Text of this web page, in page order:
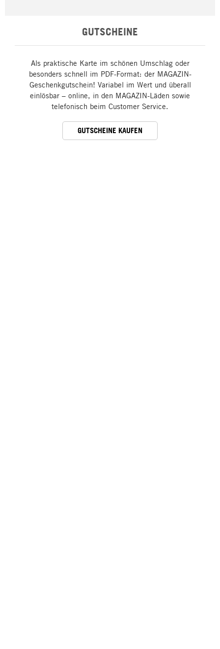
GUTSCHEINE
Als praktische Karte im schönen Umschlag oder
besonders schnell im PDF-Format: der MAGAZIN-
Geschenkgutschein! Variabel im Wert und überall
einlösbar – online, in den MAGAZIN-Läden sowie
telefonisch beim Customer Service.
GUTSCHEINE KAUFEN